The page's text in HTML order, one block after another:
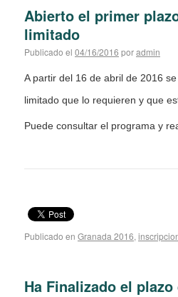
Abierto el primer
limitado
Publicado el 04/16/2016 poradmin
A partir del 16 de abril de 2016
limitado que lo requieren y que
Puede consultar el programa y
Publicado en Granada 2016,
Ha Finalizado el